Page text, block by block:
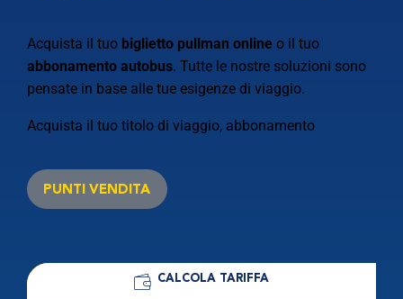
CALCOLA TARIFFA
Acquista il tuo biglietto pullman online o il tuo
abbonamento autobus. Tutte le nostre soluzioni sono
pensate in base alle tue esigenze di viaggio.
Acquista il tuo titolo di viaggio, abbonamento
PUNTI VENDITA